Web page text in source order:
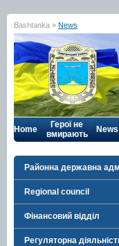
Bashtanka » News
Home
Герої не
вмирають
News
Районна державна
Regional council
Фінансовий відділ
Регуляторна